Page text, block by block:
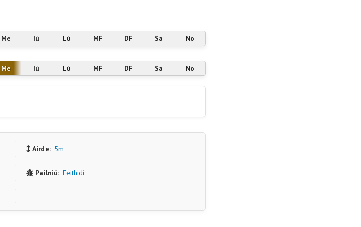
Me Iú Lú MF DF Sa No
Me Iú Lú MF DF Sa No
Airde: 5m
Pailniú: Feithidí